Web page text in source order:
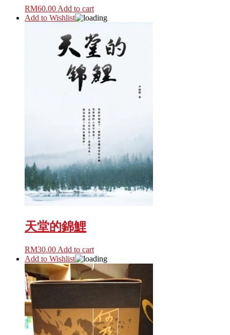
RM60.00 Add to cart
Add to Wishlist
天堂的錦鯉
RM30.00 Add to cart
Add to Wishlist